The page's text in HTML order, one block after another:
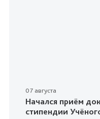
07 августа
Начался приём
стипендии